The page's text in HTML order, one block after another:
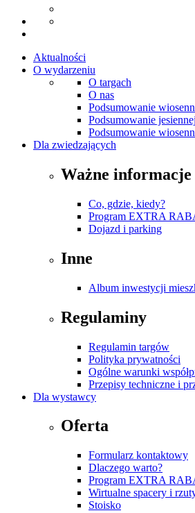
Aktualności
O wydarzeniu
O targach
O nas
Podsumowanie
Podsumowanie
Podsumowanie
Dla zwiedzających
Ważne informacje
Co, gdzie, kiedy?
Program EXTRA
Dojazd i parking
Inne
Album inwestycji
Regulaminy
Regulamin targów
Polityka prywatności
Ogólne warunki
Przepisy techniczne i
Dla wystawcy
Oferta
Formularz kontaktowy
Dlaczego warto?
Program EXTRA
Wirtualne spacery i
Stoisko